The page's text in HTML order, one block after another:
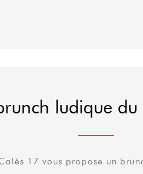
ludique
17 vous propose un